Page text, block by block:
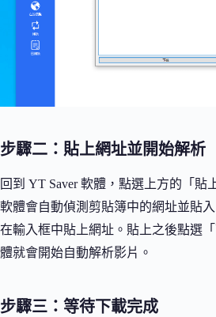
步驟二：貼上網址並開始解析
回到 YT Saver 軟體，點選上方的「貼
軟體會自動偵測剪貼簿中的網址並貼
在輸入框中貼上網址。貼上之後點選
體就會開始自動解析影片。
步驟三：等待下載完成